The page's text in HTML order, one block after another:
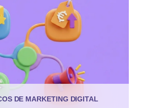
DE MARKETING DIGITAL